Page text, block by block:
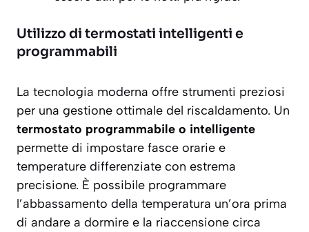
Utilizzo di termostati intelligenti e
programmabili
La tecnologia moderna offre strumenti preziosi
per una gestione ottimale del riscaldamento. Un
termostato programmabile o intelligente
permette di impostare fasce orarie e
temperature differenziate con estrema
precisione. È possibile programmare
l’abbassamento della temperatura un’ora prima
di andare a dormire e la riaccensione circa